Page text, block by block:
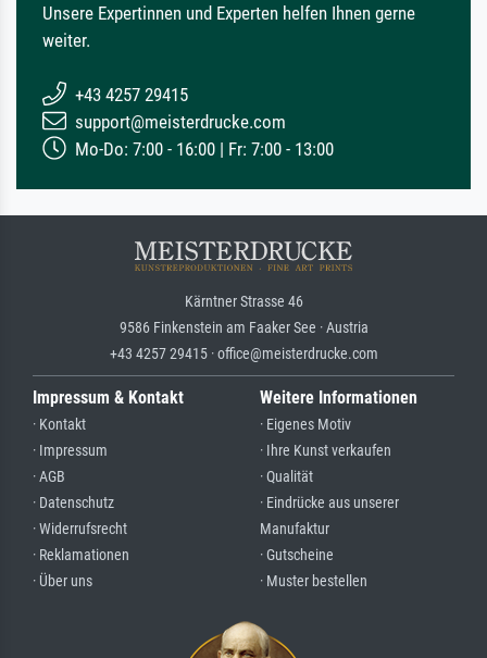
Unsere Expertinnen und Experten helfen Ihnen gerne
weiter.
+43 4257 29415
support@meisterdrucke.com
Mo-Do: 7:00 - 16:00 | Fr: 7:00 - 13:00
Kärntner Strasse 46
9586 Finkenstein am Faaker See · Austria
+43 4257 29415 · office@meisterdrucke.com
Impressum & Kontakt
· Kontakt
· Impressum
· AGB
· Datenschutz
· Widerrufsrecht
· Reklamationen
· Über uns
Weitere Informationen
· Eigenes Motiv
· Ihre Kunst verkaufen
· Qualität
· Eindrücke aus unserer
Manufaktur
· Gutscheine
· Muster bestellen